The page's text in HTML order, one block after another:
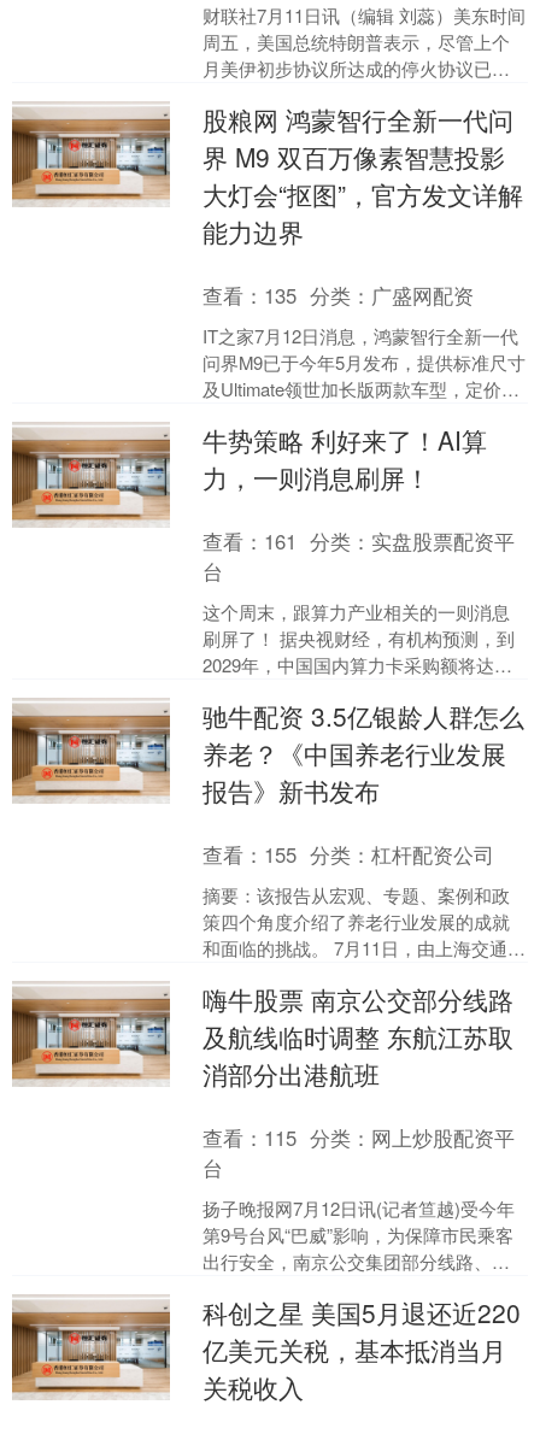
财联社7月11日讯（编辑 刘蕊）美东时间
周五，美国总统特朗普表示，尽管上个
月美伊初步协议所达成的停火协议已被
判。 与此同时，尽管....
股粮网 鸿蒙智行全新一代问
界 M9 双百万像素智慧投影
大灯会“抠图”，官方发文详解
能力边界
查看： 135 分类： 广盛网配资
IT之家7月12日消息，鸿蒙智行全新一代
问界M9已于今年5月发布，提供标准尺寸
及Ultimate领世加长版两款车型，定价
牛势策略 利好来了！AI算
力，一则消息刷屏！
查看： 161 分类： 实盘股票配资平
台
这个周末，跟算力产业相关的一则消息
刷屏了！ 据央视财经，有机构预测，到
2029年，中国国内算力卡采购额将达到
相信，中国将....
驰牛配资 3.5亿银龄人群怎么
养老？《中国养老行业发展
报告》新书发布
查看： 155 分类：杠杆配资公司
摘要：该报告从宏观、专题、案例和政
策四个角度介绍了养老行业发展的成就
和面临的挑战。 7月11日，由上海交通大
养老行业研究团队首....
嗨牛股票 南京公交部分线路
及航线临时调整 东航江苏取
消部分出港航班
查看： 115 分类： 网上炒股配资平
台
扬子晚报网7月12日讯(记者笪越)受今年
第9号台风“巴威”影响，为保障市民乘客
出行安全，南京公交集团部分线路、航
线路....
科创之星 美国5月退还近220
亿美元关税，基本抵消当月
关税收入